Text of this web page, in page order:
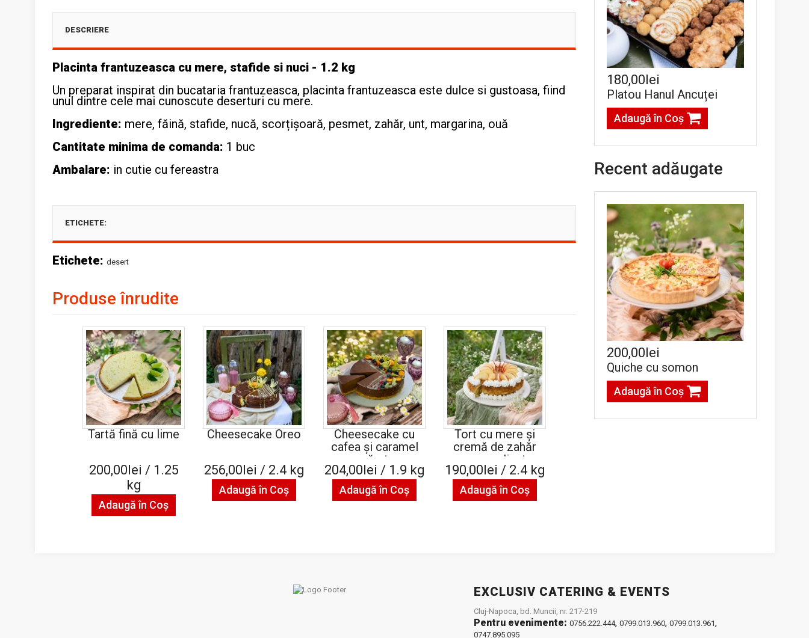
DESCRIERE
Placinta frantuzeasca cu mere, stafide si nuci - 1.2 kg
Un preparat inspirat din bucataria frantuzeasca, placinta frantuzeasca este dulce si gustoasa, fiind
unul dintre cele mai cunoscute deserturi cu mere.
Ingrediente: mere, făină, stafide, nucă, scorțișoară, pesmet, zahăr, unt, margarina, ouă
Cantitate minima de comanda: 1 buc
Ambalare: in cutie cu fereastra
ETICHETE:
Etichete: desert
Produse înrudite
Tartă fină cu lime
200,00lei / 1.25
kg
Adaugă în Coş
Cheesecake Oreo
256,00lei / 2.4 kg
Adaugă în Coş
Cheesecake cu
cafea și caramel
sărat
204,00lei / 1.9 kg
Adaugă în Coş
Tort cu mere și
cremă de zahăr
caramelizat
190,00lei / 2.4 kg
Adaugă în Coş
180,00lei
Platou Hanul Ancuței
Adaugă în Coş
Recent adăugate
200,00lei
Quiche cu somon
Adaugă în Coş
EXCLUSIV CATERING & EVENTS
Cluj-Napoca, bd. Muncii, nr. 217-219
Pentru evenimente: 0756.222.444, 0799.013.960, 0799.013.961,
0747.895.095